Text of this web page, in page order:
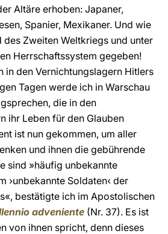
Altäre erhoben: Japaner,
Spanier, Mexikaner. Und wie
des Zweiten Weltkriegs und unter
Herrschaftssystem gegeben!
in den Vernichtungslagern Hitlers
Tagen werde ich in Warschau
die in den
ihr Leben für den Glauben
ist nun gekommen, um aller
und ihnen die gebührende
sind »häufig unbekannte
›unbekannte Soldaten‹ der
bestätigte ich im Apostolischen
adveniente (Nr. 37). Es ist
von ihnen spricht, denn dieses